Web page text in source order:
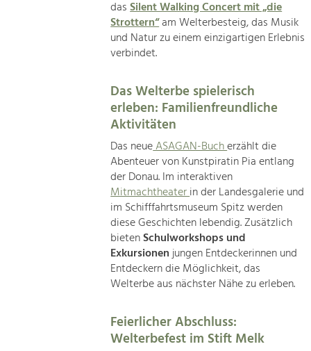
dasSilent Walking Concert mit „die
Strottern“am Welterbesteig, das Musik
und Natur zu einem einzigartigen Erlebnis
verbindet.
Das Welterbe spielerisch
erleben: Familienfreundliche
Aktivitäten
Das neueASAGAN-Bucherzählt die
Abenteuer von Kunstpiratin Pia entlang
der Donau. Im interaktiven
Mitmachtheaterin der Landesgalerie und
im Schifffahrtsmuseum Spitz werden
diese Geschichten lebendig. Zusätzlich
bietenSchulworkshops und
Exkursionenjungen Entdeckerinnen und
Entdeckern die Möglichkeit, das
Welterbe aus nächster Nähe zu erleben.
Feierlicher Abschluss:
Welterbefest im Stift Melk